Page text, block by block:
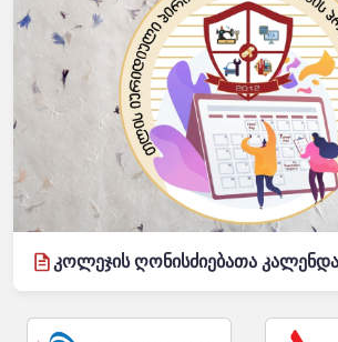
კოლეჯის ღონისძიებათა